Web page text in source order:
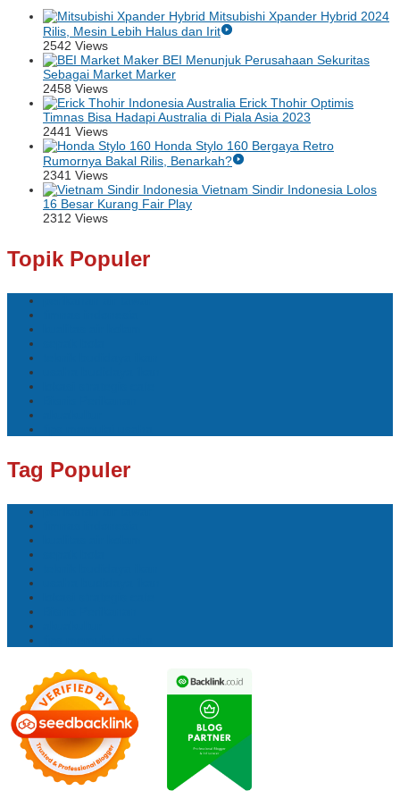
Mitsubishi Xpander Hybrid 2024
Rilis, Mesin Lebih Halus dan Irit
2542 Views
BEI Menunjuk Perusahaan Sekuritas
Sebagai Market Marker
2458 Views
Erick Thohir Optimis
Timnas Bisa Hadapi Australia di Piala Asia 2023
2441 Views
Honda Stylo 160 Bergaya Retro
Rumornya Bakal Rilis, Benarkah?
2341 Views
Vietnam Sindir Indonesia Lolos
16 Besar Kurang Fair Play
2312 Views
Topik Populer
Tag Populer